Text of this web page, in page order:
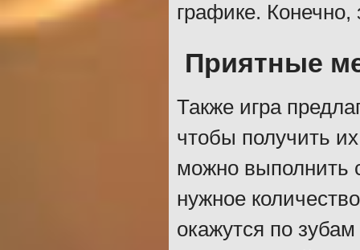
графике. Конечно,
Приятные
Также игра
чтобы получить
можно выполнить
нужное
окажутся по